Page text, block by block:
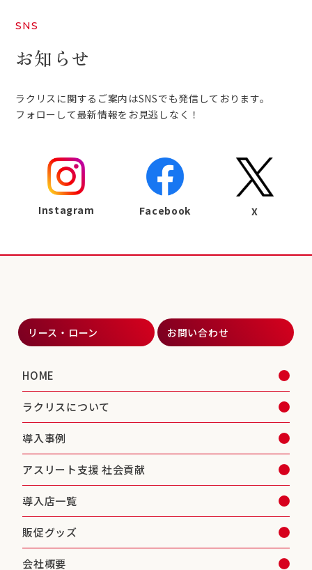
SNS
お知らせ
ラクリスに関するご案内はSNSでも発信しております。
フォローして最新情報をお見逃しなく！
Instagram Facebook X
リース・ローン お問い合わせ
HOME
ラクリスについて
導入事例
アスリート支援 社会貢献
導入店一覧
販促グッズ
会社概要